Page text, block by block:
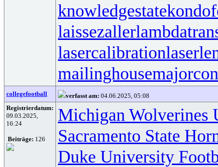
knowledgestate
laissezaller
lasercalibration
mailinghouse
collegefootball verfasst am: 04.06.2025, 05:08
Registrierdatum:
09.03.2025,
16:24
Beiträge: 126
Michigan Wolverines
Sacramento State
Duke University